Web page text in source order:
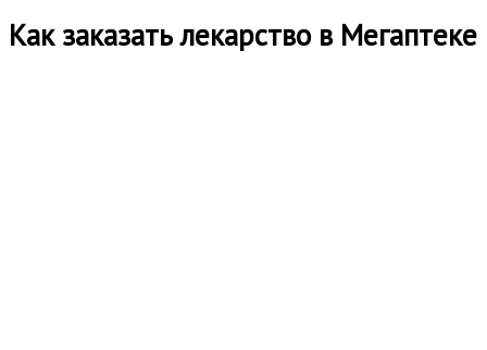
Как заказать лекарство в Мегаптеке